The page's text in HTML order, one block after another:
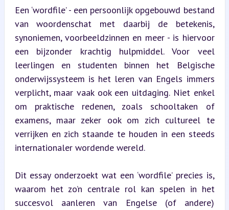
Een ‘wordfile’ - een persoonlijk opgebouwd bestand
van woordenschat met daarbij de betekenis,
synoniemen, voorbeeldzinnen en meer - is hiervoor
een bijzonder krachtig hulpmiddel. Voor veel
leerlingen en studenten binnen het Belgische
onderwijssysteem is het leren van Engels immers
verplicht, maar vaak ook een uitdaging. Niet enkel
om praktische redenen, zoals schooltaken of
examens, maar zeker ook om zich cultureel te
verrijken en zich staande te houden in een steeds
internationaler wordende wereld.
Dit essay onderzoekt wat een ‘wordfile’ precies is,
waarom het zo’n centrale rol kan spelen in het
succesvol aanleren van Engelse (of andere)